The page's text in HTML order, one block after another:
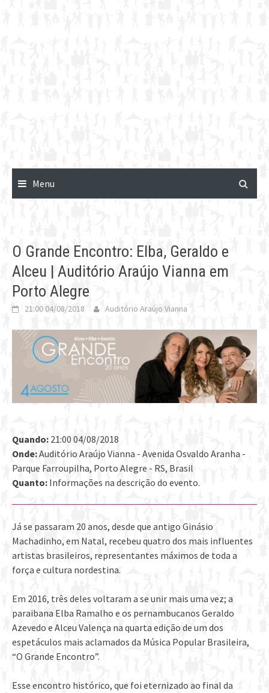
Menu
O Grande Encontro: Elba, Geraldo e
Alceu | Auditório Araújo Vianna em
Porto Alegre
21:00 04/08/2018 Auditório Araújo Vianna
Quando: 21:00 04/08/2018
Onde:Auditório Araújo Vianna - Avenida Osvaldo Aranha -
Parque Farroupilha, Porto Alegre - RS, Brasil
Quanto: Informações na descrição do evento.
Já se passaram 20 anos, desde que antigo Ginásio
Machadinho, em Natal, recebeu quatro dos mais influentes
artistas brasileiros, representantes máximos de toda a
força e cultura nordestina.
Em 2016, três deles voltaram a se unir mais uma vez; a
paraibana Elba Ramalho e os pernambucanos Geraldo
Azevedo e Alceu Valença na quarta edição de um dos
espetáculos mais aclamados da Música Popular Brasileira,
“O Grande Encontro”.
Esse encontro histórico, que foi eternizado ao final da